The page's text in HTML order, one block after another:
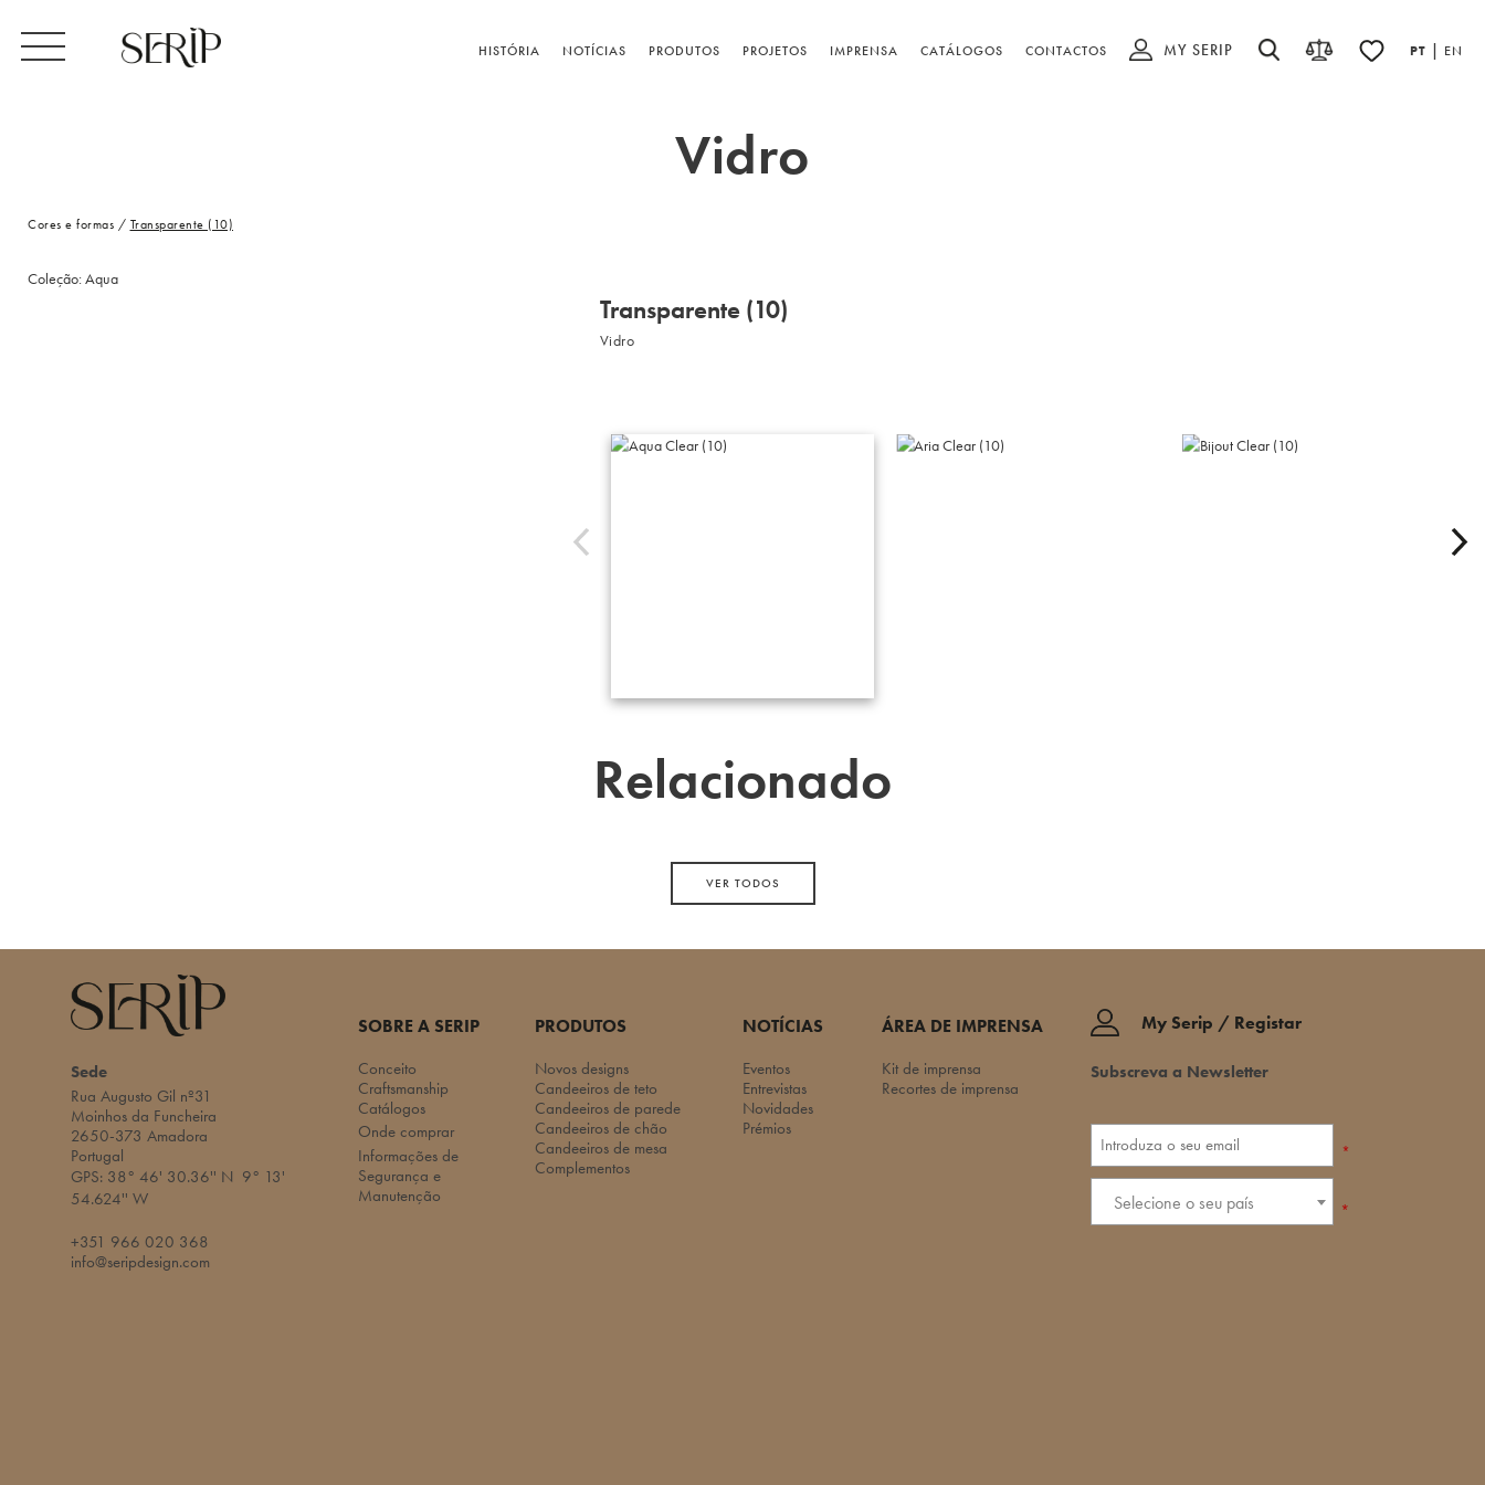
HISTÓRIA NOTÍCIAS PRODUTOS PROJETOS IMPRENSA CATÁLOGOS CONTACTOS MY SERIP PT | EN
Vidro
Cores e formas / Transparente (10)
Coleção:Aqua
Transparente (10)
Vidro
Relacionado
VER TODOS
Sede
Rua Augusto Gil nº31
Moinhos da Funcheira
2650-373 Amadora
Portugal
GPS: 38° 46' 30.36'' N 9° 13'
54.624'' W​
+351 966 020 368
info@seripdesign.com
SOBRE A SERIP
Conceito
Craftsmanship
Catálogos
Onde comprar
Informações de
Segurança e
Manutenção
PRODUTOS
Novos designs
Candeeiros de teto
Candeeiros de parede
Candeeiros de chão
Candeeiros de mesa
Complementos
NOTÍCIAS
Eventos
Entrevistas
Novidades
Prémios
ÁREA DE IMPRENSA
Kit de imprensa
Recortes de imprensa
My Serip / Registar
Subscreva a Newsletter
*
Selecione o seu país *